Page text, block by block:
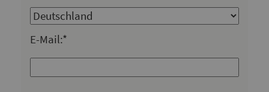
E-Mail:*